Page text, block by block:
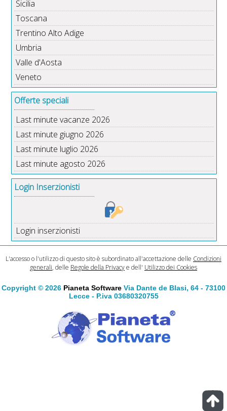
Sicilia
Toscana
Trentino Alto Adige
Umbria
Valle d'Aosta
Veneto
Offerte speciali
Last minute vacanze 2026
Last minute giugno 2026
Last minute luglio 2026
Last minute agosto 2026
Login Inserzionisti
Login inserzionisti
L'accesso o l'utilizzo di questo sito è subordinato all'accettazione delle Condizioni
generali, delle Regole della Privacye dell' Utilizzo dei Cookies
Copyright © 2026 Pianeta Software Via Dante de Blasi, 64 - 73100
Lecce - P.iva 03680320755